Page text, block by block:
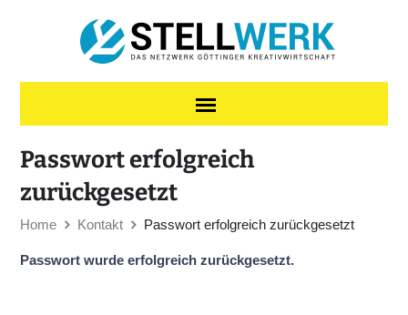
Passwort erfolgreich
zurückgesetzt
Home Kontakt Passwort erfolgreich zurückgesetzt
Passwort wurde erfolgreich zurückgesetzt.